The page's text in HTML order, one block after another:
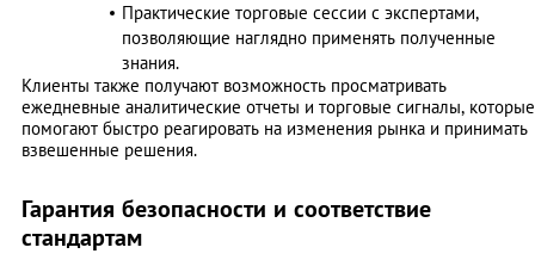
Практические торговые сессии с экспертами,
позволяющие наглядно применять полученные
знания.
Клиенты также получают возможность просматривать
ежедневные аналитические отчеты и торговые сигналы, которые
помогают быстро реагировать на изменения рынка и принимать
взвешенные решения.
Гарантия безопасности и соответствие
стандартам